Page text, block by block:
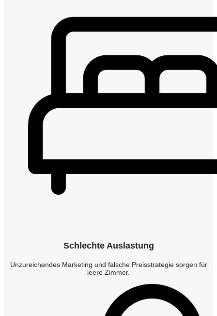
Schlechte Auslastung
Unzureichendes Marketing und falsche Preisstrategie sorgen für
leere Zimmer.